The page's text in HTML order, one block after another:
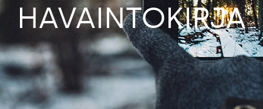
HAVAINTOKIRJA